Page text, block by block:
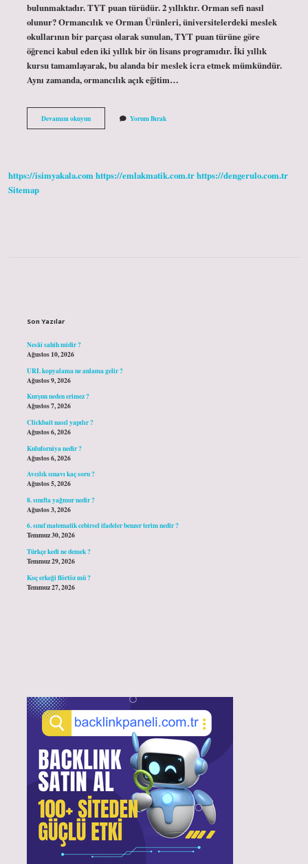
bulunmaktadır. TYT puan türüdür. 2 yıllıktır. Orman sefi nasıl
olunur? Ormancılık ve Orman Ürünleri, üniversitelerdeki meslek
okullarının bir parçası olarak sunulan, TYT puan türüne göre
öğrenci kabul eden iki yıllık bir ön lisans programıdır. İki yıllık
kursu tamamlayarak, bu alanda bir meslek icra etmek mümkündür.
Aynı zamanda, ormancılık açık eğitim…
Devamını okuyunOrman
Şefi
Okunmalı
Yorum Bırak
https://isimyakala.comhttps://emlakmatik.com.trhttps://dengerulo.com.tr
Sitemap
Son Yazılar
Nesâî sahih midir ?
Ağustos 10, 2026
URL kopyalama ne anlama gelir ?
Ağustos 9, 2026
Kurşun neden erimez ?
Ağustos 7, 2026
Clickbait nasıl yapılır ?
Ağustos 6, 2026
Kuluforniya nedir ?
Ağustos 6, 2026
Avcılık sınavı kaç soru ?
Ağustos 5, 2026
8. sınıfta yağmur nedir ?
Ağustos 3, 2026
6. sınıf matematik cebirsel ifadeler benzer terim nedir ?
Temmuz 30, 2026
Türkçe kedi ne demek ?
Temmuz 29, 2026
Koç erkeği flörtöz mü ?
Temmuz 27, 2026